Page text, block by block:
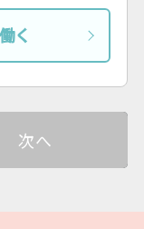
く
次へ